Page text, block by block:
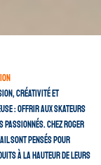
créativité et
: offrir aux skateurs
Chez Roger
sont pensés pour
à la hauteur de leurs